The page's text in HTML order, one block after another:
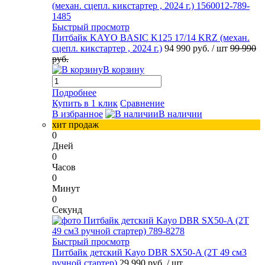
Быстрый просмотр
Питбайк KAYO BASIC K125 17/14 KRZ (механ.
сцепл. кикстартер , 2024 г.) 94 990 руб. / шт 99 990
руб.
В корзину
Подробнее
Купить в 1 клик Сравнение
В избранное
В наличии
хит продаж
0
Дней
0
Часов
0
Минут
0
Секунд
Быстрый просмотр
Питбайк детский Kayo DBR SX50-A (2T 49 см3
ручной стартер) 29 990 руб. / шт